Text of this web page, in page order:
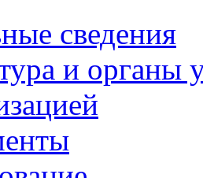
сведения
и органы